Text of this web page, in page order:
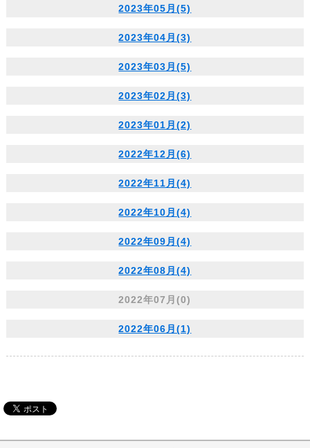
2023年05月(5)
2023年04月(3)
2023年03月(5)
2023年02月(3)
2023年01月(2)
2022年12月(6)
2022年11月(4)
2022年10月(4)
2022年09月(4)
2022年08月(4)
2022年07月(0)
2022年06月(1)